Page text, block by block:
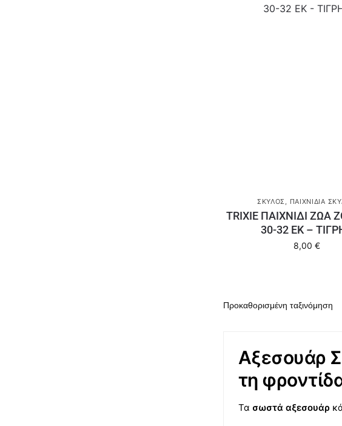
ΣΚΎΛΟΣ ΠΑΙΧΝΊΔΙΑ
TRIXIE ΠΑΙΧΝΙΔΙ ΖΩΑ
30-32 ΕΚ –
8,00 €
Αξεσουάρ
τη
Τα σωστά αξεσουάρ